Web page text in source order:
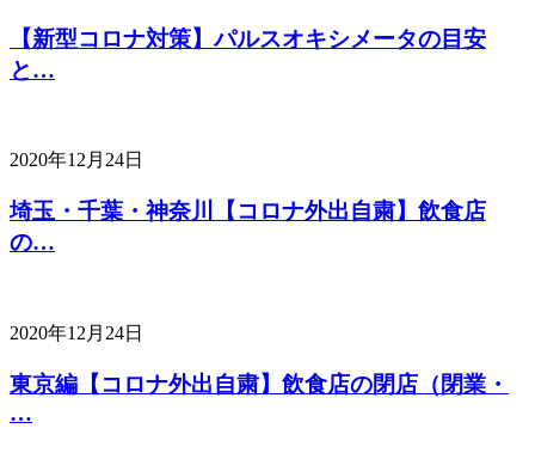
【新型コロナ対策】パルスオキシメータの目安
と…
2020年12月24日
埼玉・千葉・神奈川【コロナ外出自粛】飲食店
の…
2020年12月24日
東京編【コロナ外出自粛】飲食店の閉店（閉業・
…